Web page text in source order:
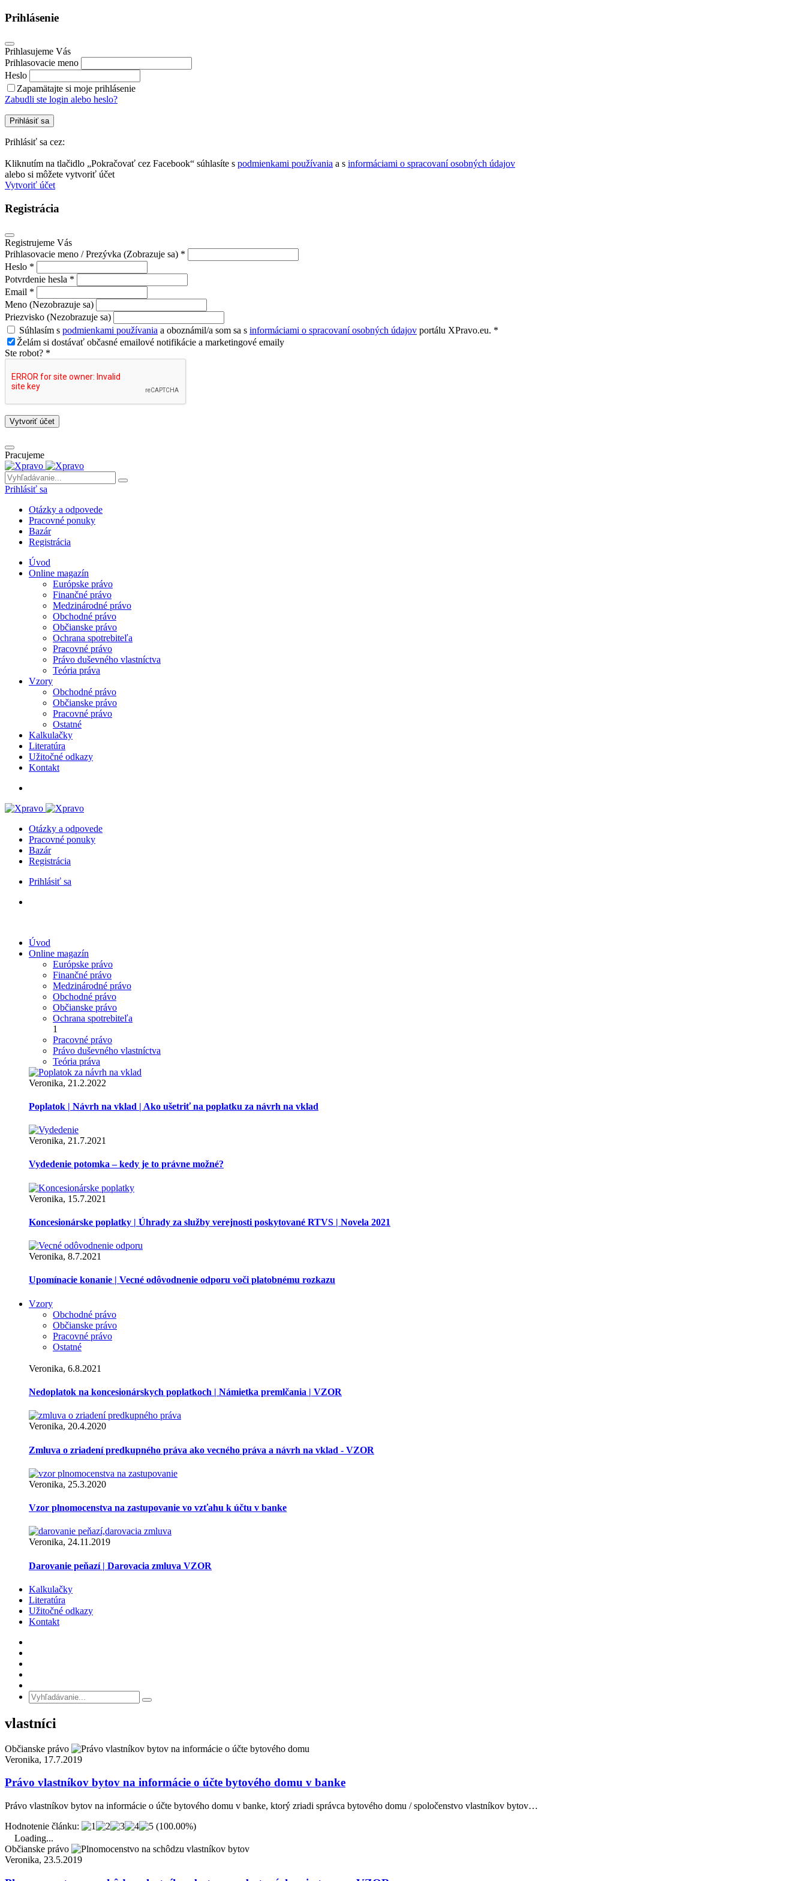
Prihlásenie
Prihlasujeme Vás
Prihlasovacie meno
Heslo
Zapamätajte si moje prihlásenie
Zabudli ste login alebo heslo?
Prihlásiť sa
Prihlásiť sa cez:
Kliknutím na tlačidlo „Pokračovať cez Facebook“ súhlasíte s podmienkami používania a s informáciami o spracovaní osobných údajov
alebo si môžete vytvoriť účet
Vytvoriť účet
Registrácia
Registrujeme Vás
Prihlasovacie meno / Prezývka (Zobrazuje sa) *
Heslo *
Potvrdenie hesla *
Email *
Meno (Nezobrazuje sa)
Priezvisko (Nezobrazuje sa)
Súhlasím s podmienkami používania a oboznámil/a som sa s informáciami o spracovaní osobných údajov portálu XPravo.eu. *
Želám si dostávať občasné emailové notifikácie a marketingové emaily
Ste robot? *
Vytvoriť účet
Pracujeme
Prihlásiť sa
Otázky a odpovede
Pracovné ponuky
Bazár
Registrácia
Úvod
Online magazín
Európske právo
Finančné právo
Medzinárodné právo
Obchodné právo
Občianske právo
Ochrana spotrebiteľa
Pracovné právo
Právo duševného vlastníctva
Teória práva
Vzory
Obchodné právo
Občianske právo
Pracovné právo
Ostatné
Kalkulačky
Literatúra
Užitočné odkazy
Kontakt
Otázky a odpovede
Pracovné ponuky
Bazár
Registrácia
Prihlásiť sa
Úvod
Online magazín
Európske právo
Finančné právo
Medzinárodné právo
Obchodné právo
Občianske právo
Ochrana spotrebiteľa
1
Pracovné právo
Právo duševného vlastníctva
Teória práva
Veronika, 21.2.2022
Poplatok | Návrh na vklad | Ako ušetriť na poplatku za návrh na vklad
Veronika, 21.7.2021
Vydedenie potomka – kedy je to právne možné?
Veronika, 15.7.2021
Koncesionárske poplatky | Úhrady za služby verejnosti poskytované RTVS | Novela 2021
Veronika, 8.7.2021
Upomínacie konanie | Vecné odôvodnenie odporu voči platobnému rozkazu
Vzory
Obchodné právo
Občianske právo
Pracovné právo
Ostatné
Veronika, 6.8.2021
Nedoplatok na koncesionárskych poplatkoch | Námietka premlčania | VZOR
Veronika, 20.4.2020
Zmluva o zriadení predkupného práva ako vecného práva a návrh na vklad - VZOR
Veronika, 25.3.2020
Vzor plnomocenstva na zastupovanie vo vzťahu k účtu v banke
Veronika, 24.11.2019
Darovanie peňazí | Darovacia zmluva VZOR
Kalkulačky
Literatúra
Užitočné odkazy
Kontakt
vlastníci
Občianske právo
Veronika, 17.7.2019
Právo vlastníkov bytov na informácie o účte bytového domu v banke
Právo vlastníkov bytov na informácie o účte bytového domu v banke, ktorý zriadi správca bytového domu / spoločenstvo vlastníkov bytov…
Hodnotenie článku:
(100.00%)
Loading...
Občianske právo
Veronika, 23.5.2019